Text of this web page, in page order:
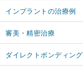
インプラントの治療例
審美・精密治療
ダイレクトボンディング